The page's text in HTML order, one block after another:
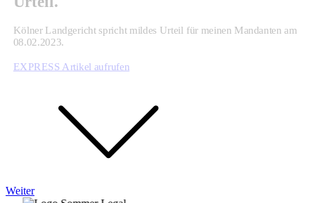
Kölner Landgericht spricht mildes Urteil für meinen Mandanten am
08.02.2023.
EXPRESS Artikel aufrufen
Weiter